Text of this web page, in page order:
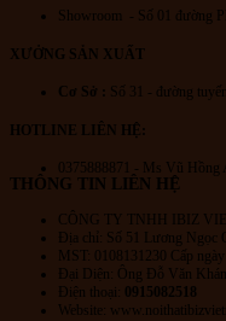
Showroom - Số 01 đường
XƯỞNG SẢN XUẤT
Cơ Sở : Số 31 - đường
HOTLINE LIÊN HỆ:
0375888871 - Ms Vũ Hồng
THÔNG TIN LIÊN HỆ
CÔNG TY TNHH IBIZ
Địa chỉ: Số 51 Lương Ngọc
MST: 0108131230 Cấp
Đại Diện: Ông Đỗ Văn
Điện thoại:
0915082518
Website: